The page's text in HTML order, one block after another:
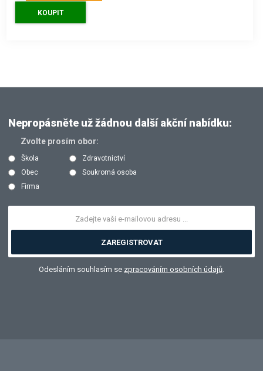
KOUPIT
Nepropásněte už žádnou další akční nabídku:
Zvolte prosím obor:
Škola
Zdravotnictví
Obec
Soukromá osoba
Firma
ZAREGISTROVAT
Odesláním souhlasím se zpracováním osobních údajů.